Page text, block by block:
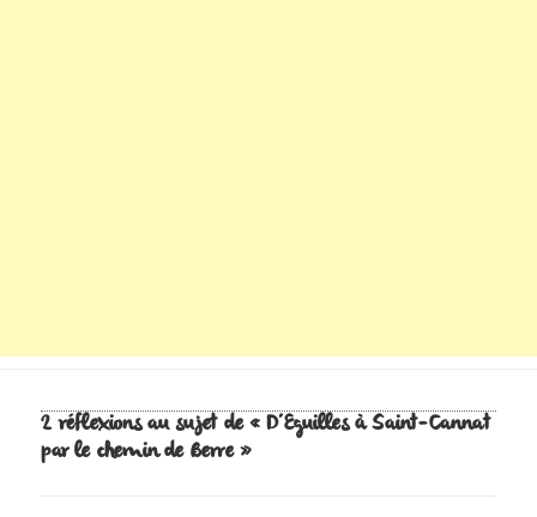
2 réflexions au sujet de « D’Eguilles à Saint-Cannat
par le chemin de Berre »